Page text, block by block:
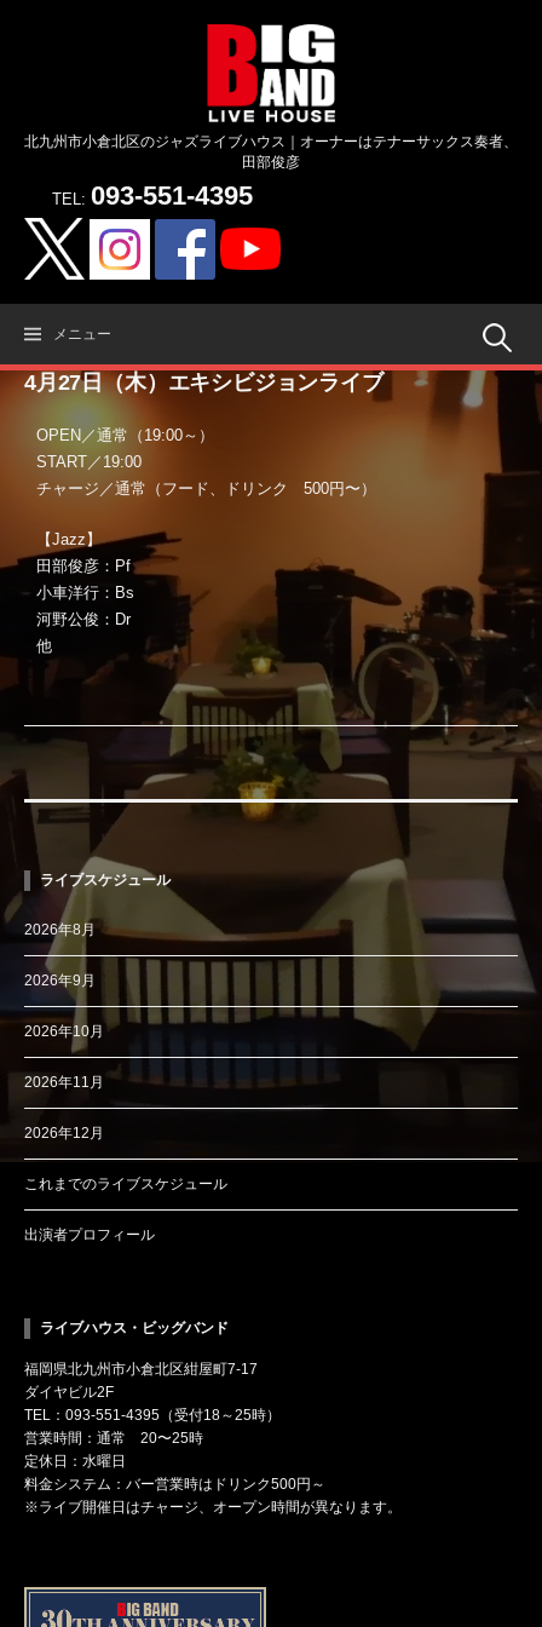
北九州市小倉北区のジャズライブハウス｜オーナーはテナーサックス奏者、
田部俊彦
TEL: 093-551-4395
メニュー 検
索:
4月27日（木）エキシビジョンライブ
OPEN／通常（19:00～）
START／19:00
チャージ／通常（フード、ドリンク 500円〜）
【Jazz】
田部俊彦：Pf
小車洋行：Bs
河野公俊：Dr
他
ライブスケジュール
2026年8月
2026年9月
2026年10月
2026年11月
2026年12月
これまでのライブスケジュール
出演者プロフィール
ライブハウス・ビッグバンド
福岡県北九州市小倉北区紺屋町7-17
ダイヤビル2F
TEL：093-551-4395（受付18～25時）
営業時間：通常 20〜25時
定休日：水曜日
料金システム：バー営業時はドリンク500円～
※ライブ開催日はチャージ、オープン時間が異なります。